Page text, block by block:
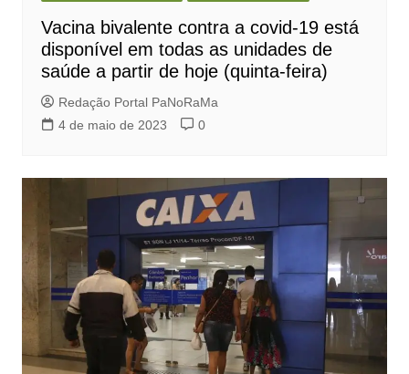
Vacina bivalente contra a covid-19 está
disponível em todas as unidades de
saúde a partir de hoje (quinta-feira)
Redação Portal PaNoRaMa
4 de maio de 2023
0